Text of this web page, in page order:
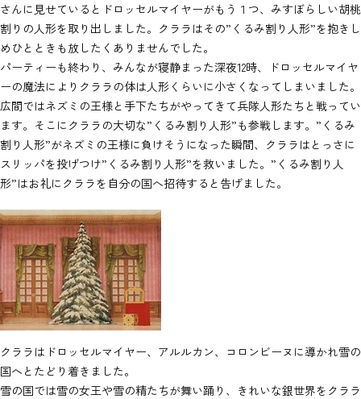
さんに見せているとドロッセルマイヤーがもう１つ、みすぼらしい胡桃
割りの人形を取り出しました。クララはその”くるみ割り人形”を抱きし
めひとときも放したくありませんでした。
パーティーも終わり、みんなが寝静まった深夜12時、ドロッセルマイヤ
ーの魔法によりクララの体は人形くらいに小さくなってしまいました。
広間ではネズミの王様と手下たちがやってきて兵隊人形たちと戦ってい
ます。そこにクララの大切な”くるみ割り人形”も参戦します。”くるみ
割り人形”がネズミの王様に負けそうになった瞬間、クララはとっさに
スリッパを投げつけ”くるみ割り人形”を救いました。”くるみ割り人
形”はお礼にクララを自分の国へ招待すると告げました。
クララはドロッセルマイヤー、アルルカン、コロンビーヌに導かれ雪の
国へとたどり着きました。
雪の国では雪の女王や雪の精たちが舞い踊り、きれいな銀世界をクララ